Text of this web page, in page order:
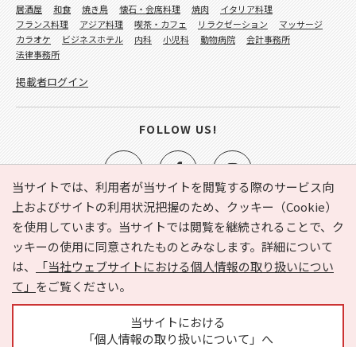
当サイトでは、利用者が当サイトを閲覧する際のサービス向
上およびサイトの利用状況把握のため、クッキー（Cookie）
を使用しています。当サイトでは閲覧を継続されることで、ク
ッキーの使用に同意されたものとみなします。詳細について
は、
「当社ウェブサイトにおける個人情報の取り扱いについ
て」 をご覧ください。
当サイトにおける
「個人情報の取り扱いについて」へ
e-NAVITA（イーナビタ）とは？ お気に入り
ヘルプ
利用規約
個人情報の取り扱いについて
運営会社
サイトマップ
広告掲載に関するお問い合わせ
居酒屋 和食 焼き鳥 懐石・会席料理 焼肉
イタリア料理
フランス料理
アジア料理 喫茶・カフェ リラクゼーション
マッサージ
カラオケ
ビジネスホテル 内科 小児科 動物病院
会計事務所
法律事務所
掲載者ログイン
FOLLOW US!